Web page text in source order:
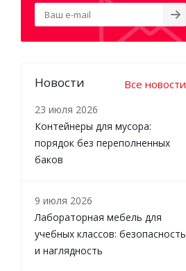
Новости Все новости
23 июля 2026
Контейнеры для мусора:
порядок без переполненных
баков
9 июля 2026
Лабораторная мебель для
учебных классов: безопасность
и наглядность